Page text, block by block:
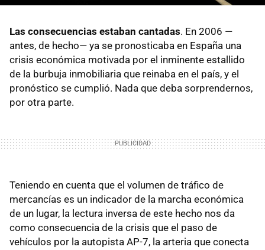
Las consecuencias estaban cantadas. En 2006 —
antes, de hecho— ya se pronosticaba en España una
crisis económica motivada por el inminente estallido
de la burbuja inmobiliaria que reinaba en el país, y el
pronóstico se cumplió. Nada que deba sorprendernos,
por otra parte.
Teniendo en cuenta que el volumen de tráfico de
mercancías es un indicador de la marcha económica
de un lugar, la lectura inversa de este hecho nos da
como consecuencia de la crisis que el paso de
vehículos por la autopista AP-7, la arteria que conecta